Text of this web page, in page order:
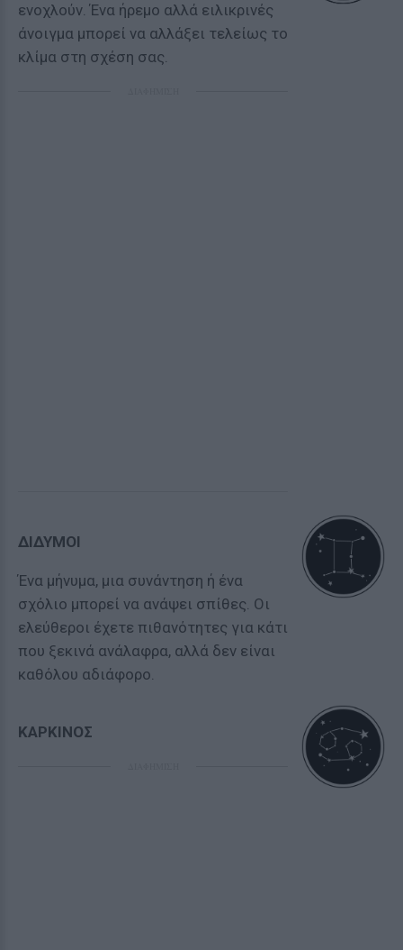
ενοχλούν. Ένα ήρεμο αλλά ειλικρινές
άνοιγμα μπορεί να αλλάξει τελείως το
κλίμα στη σχέση σας.
ΔΙΔΥΜΟΙ
Ένα μήνυμα, μια συνάντηση ή ένα
σχόλιο μπορεί να ανάψει σπίθες. Οι
ελεύθεροι έχετε πιθανότητες για κάτι
που ξεκινά ανάλαφρα, αλλά δεν είναι
καθόλου αδιάφορο.
ΚΑΡΚΙΝΟΣ